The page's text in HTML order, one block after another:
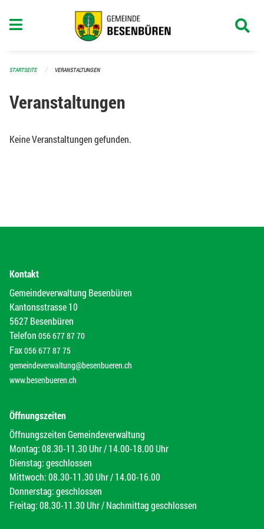
STARTSEITE VERANSTALTUNGEN
Veranstaltungen
Keine Veranstaltungen gefunden.
Kontakt
Gemeindeverwaltung Besenbüren
Kantonsstrasse 10
5627 Besenbüren
Telefon 056 677 87 70
Fax056 677 87 75
gemeindeverwaltung@besenbueren.ch
www.besenbueren.ch
Öffnungszeiten
Öffnungszeiten Gemeindeverwaltung
Montag: 08.30-11.30 Uhr / 14.00-18.00 Uhr
Dienstag: geschlossen
Mittwoch: 08.30-11.30 Uhr / 14.00-16.00
Donnerstag: geschlossen
Freitag: 08.30-11.30 Uhr / Nachmittag geschlossen